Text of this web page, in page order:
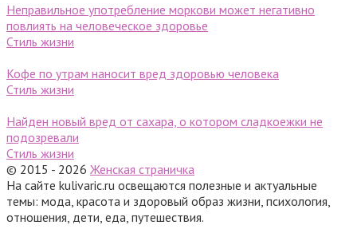
Неправильное употребление моркови может негативно
повлиять на человеческое здоровье
Стиль жизни
Кофе по утрам наносит вред здоровью человека
Стиль жизни
Найден новый вред от сахара, о котором сладкоежки не
подозревали
Стиль жизни
© 2015 - 2026 Женская страничка
На сайте kulivaric.ru освещаются полезные и актуальные
темы: мода, красота и здоровый образ жизни, психология,
отношения, дети, еда, путешествия.